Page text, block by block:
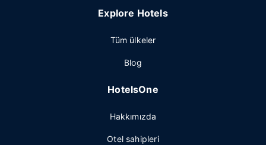
Explore Hotels
Tüm ülkeler
Blog
HotelsOne
Hakkımızda
Otel sahipleri